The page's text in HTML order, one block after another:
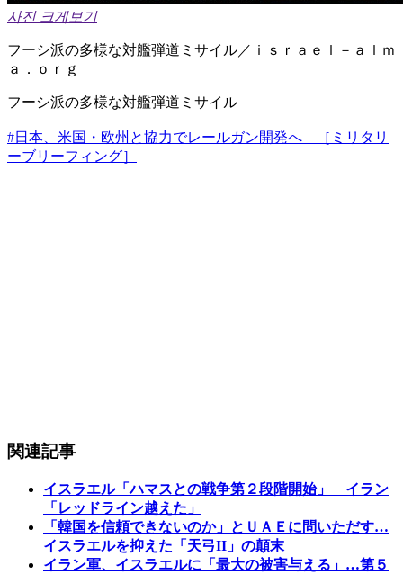
사진 크게보기
フーシ派の多様な対艦弾道ミサイル／ｉｓｒａｅｌ－ａｌｍ
ａ．ｏｒｇ
フーシ派の多様な対艦弾道ミサイル
#日本、米国・欧州と協力でレールガン開発へ ［ミリタリ
ーブリーフィング］
関連記事
イスラエル「ハマスとの戦争第２段階開始」 イラン
「レッドライン越えた」
「韓国を信頼できないのか」とＵＡＥに問いただす…
イスラエルを抑えた「天弓II」の顛末
イラン軍、イスラエルに「最大の被害与える」…第５